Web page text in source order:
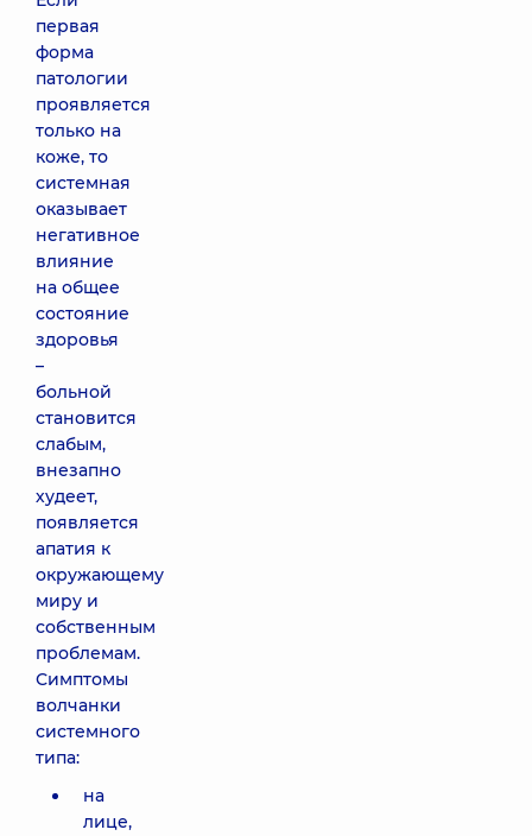
первая
форма
патологии
проявляется
только на
коже, то
системная
оказывает
негативное
влияние
на общее
состояние
здоровья
–
больной
становится
слабым,
внезапно
худеет,
появляется
апатия к
окружающему
миру и
собственным
проблемам.
Симптомы
волчанки
системного
типа:
на
лице,